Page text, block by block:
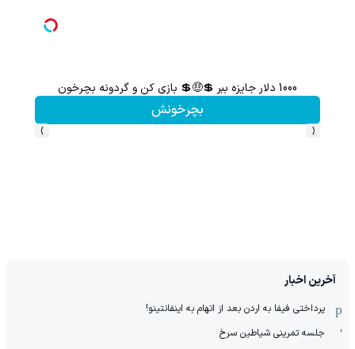
1000 دلار جایزه ببر 💲🤑💲 بازی کن و گردونه بچرخون
بچرخونش
‹
›
آخرین اخبار
پرداختی فیفا به اردن بعد از اتهام به اینفانتینو!
جلسه تمرینی شیاطین سرخ